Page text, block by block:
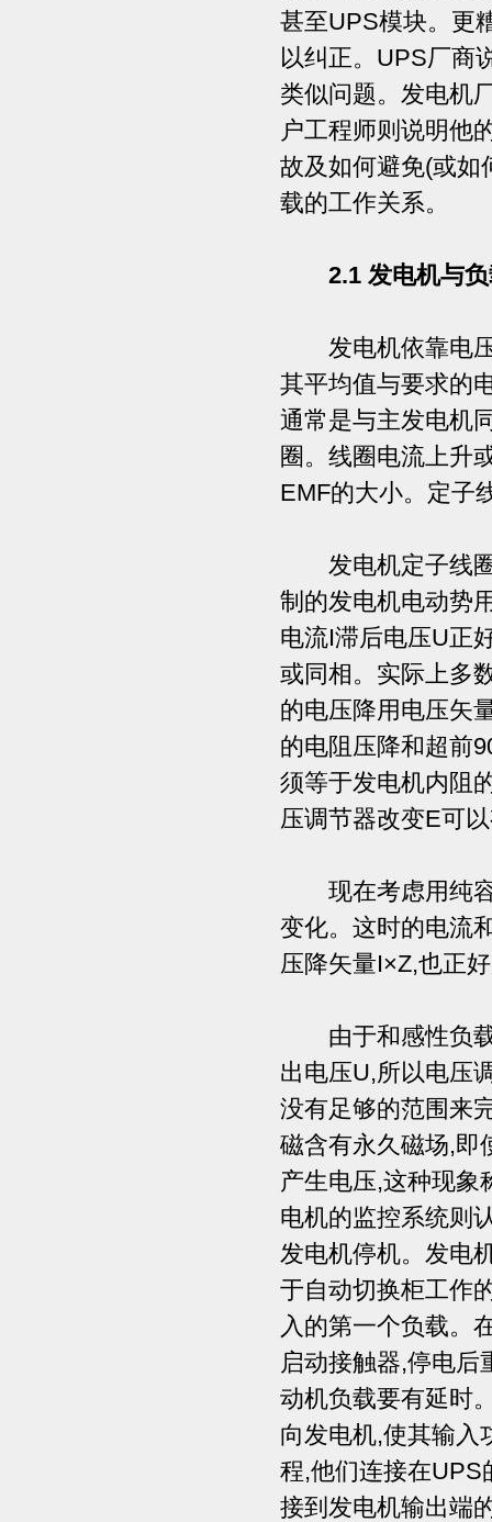
甚至UPS模块。更
以纠正。UPS厂商
类似问题。发电机
户工程师则说明他
故及如何避免(或如
载的工作关系。
2.1 发电机与
发电机依靠电压
其平均值与要求的
通常是与主发电机
圈。线圈电流上升
EMF的大小。定子
发电机定子线圈
制的发电机电动势
电流I滞后电压U正
或同相。实际上多
的电压降用电压矢
的电阻压降和超前
须等于发电机内阻
压调节器改变E可
现在考虑用纯容
变化。这时的电流
压降矢量I×Z,也正
由于和感性负载
出电压U,所以电压
没有足够的范围来
磁含有永久磁场,即
产生电压,这种现象
电机的监控系统则
发电机停机。发电
于自动切换柜工作
入的第一个负载。
启动接触器,停电
动机负载要有延时
向发电机,使其输入
程,他们连接在UPS
接到发电机输出端